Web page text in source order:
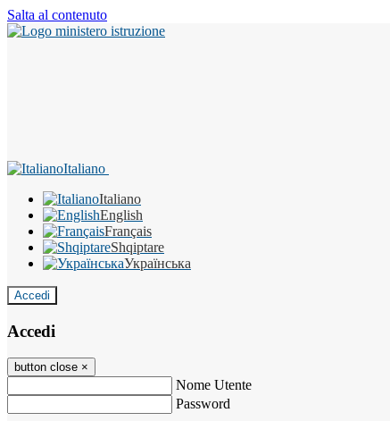
Salta al contenuto
Italiano
Italiano
English
Français
Shqiptare
Українська
Accedi
Accedi
button close ×
Nome Utente
Password